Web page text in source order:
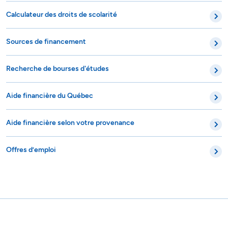
Calculateur des droits de scolarité
Sources de financement
Recherche de bourses d'études
Aide financière du Québec
Aide financière selon votre provenance
Offres d’emploi